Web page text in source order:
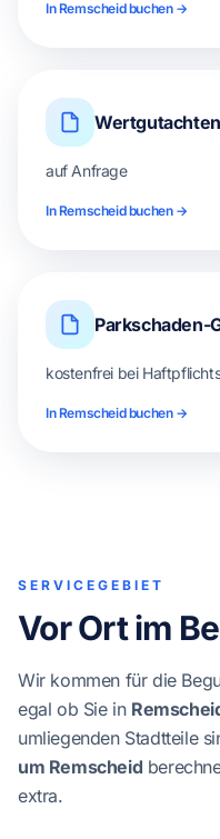
In Remscheid buchen →
Wertgutachten
auf Anfrage
In Remscheid buchen →
Parkschaden-
kostenfrei bei
In Remscheid buchen →
SERVICEGEBIET
Vor Ort im
Wir kommen für die
egal ob Sie in
umliegenden Stadtteile
um Remscheid
extra.